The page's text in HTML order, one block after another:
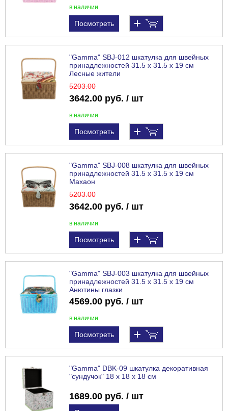
в наличии
Посмотреть
"Gamma" SBJ-012 шкатулка для швейных
принадлежностей 31.5 х 31.5 х 19 см
Лесные жители
5203.00
3642.00 руб. / шт
в наличии
Посмотреть
"Gamma" SBJ-008 шкатулка для швейных
принадлежностей 31.5 х 31.5 х 19 см
Махаон
5203.00
3642.00 руб. / шт
в наличии
Посмотреть
"Gamma" SBJ-003 шкатулка для швейных
принадлежностей 31.5 х 31.5 х 19 см
Анютины глазки
4569.00 руб. / шт
в наличии
Посмотреть
"Gamma" DBK-09 шкатулка декоративная
"сундучок" 18 х 18 х 18 см
1689.00 руб. / шт